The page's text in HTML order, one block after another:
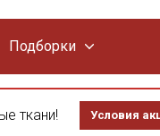
Подборки
ткани! Условия